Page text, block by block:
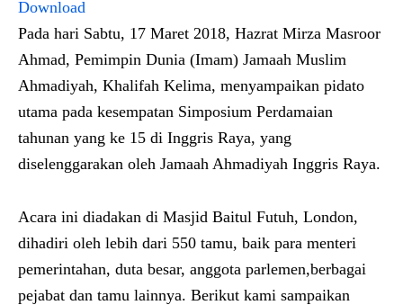
Download
Pada hari Sabtu, 17 Maret 2018, Hazrat Mirza Masroor
Ahmad, Pemimpin Dunia (Imam) Jamaah Muslim
Ahmadiyah, Khalifah Kelima, menyampaikan pidato
utama pada kesempatan Simposium Perdamaian
tahunan yang ke 15 di Inggris Raya, yang
diselenggarakan oleh Jamaah Ahmadiyah Inggris Raya.
Acara ini diadakan di Masjid Baitul Futuh, London,
dihadiri oleh lebih dari 550 tamu, baik para menteri
pemerintahan, duta besar, anggota parlemen,berbagai
pejabat dan tamu lainnya. Berikut kami sampaikan